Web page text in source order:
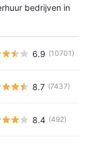
bedrijven in
6.9 (10701)
8.7 (7437)
8.4 (492)